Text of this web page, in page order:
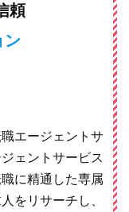
頼
ン
エージェントサ
ェントサービス
に精通した専属
をリサーチし、